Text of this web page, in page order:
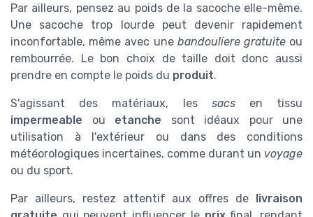
Par ailleurs, pensez au poids de la sacoche elle-même.
Une sacoche trop lourde peut devenir rapidement
inconfortable, même avec une bandouliere gratuiteou
rembourrée. Le bon choix de taille doit donc aussi
prendre en compte le poids du produit.
S'agissant des matériaux, les sacsen tissu
impermeable ou etanche sont idéaux pour une
utilisation à l'extérieur ou dans des conditions
météorologiques incertaines, comme durant un voyage
ou du sport.
Par ailleurs, restez attentif aux offres de livraison